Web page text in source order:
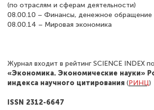
(по отраслям и сферам деятельности)
08.00.10 – Финансы, денежное обращение
08.00.14 – Мировая экономика
Журнал входит в рейтинг SCIENCE INDEX
«Экономика. Экономические науки»
индекса научного цитирования (РИНЦ)
ISSN 2312-6647